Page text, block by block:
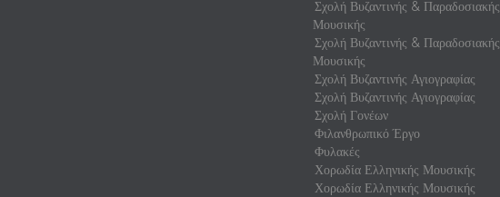
Σχολή Βυζαντινής & Παραδοσιακής
Μουσικής
Σχολή Βυζαντινής & Παραδοσιακής
Μουσικής
Σχολή Βυζαντινής Αγιογραφίας
Σχολή Βυζαντινής Αγιογραφίας
Σχολή Γονέων
Φιλανθρωπικό Έργο
Φυλακές
Χορωδία Ελληνικής Μουσικής
Χορωδία Ελληνικής Μουσικής